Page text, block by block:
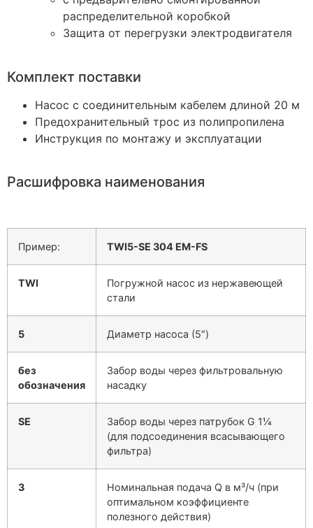
распределительной коробкой
Защита от перегрузки электродвигателя
Комплект поставки
Насос с соединительным кабелем длиной 20 м
Предохранительный трос из полипропилена
Инструкция по монтажу и эксплуатации
Расшифровка наименования
Пример: TWI5-SE 304 EM-FS
TWI
Погружной насос из нержавеющей
стали
5 Диаметр насоса (5″)
без
обозначения
Забор воды через фильтровальную
насадку
SE
Забор воды через патрубок G 1¼
(для подсоединения всасывающего
фильтра)
3
Номинальная подача Q в м³/ч (при
оптимальном коэффициенте
полезного действия)